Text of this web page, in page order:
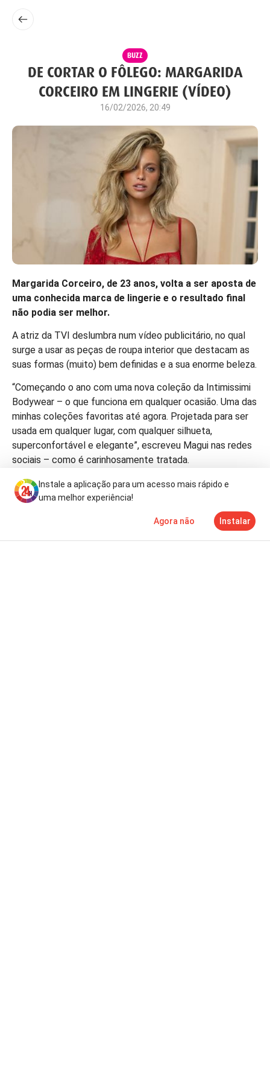
BUZZ
DE CORTAR O FÔLEGO: MARGARIDA
CORCEIRO EM LINGERIE (VÍDEO)
16/02/2026, 20:49
Margarida Corceiro, de 23 anos, volta a ser aposta de
uma conhecida marca de lingerie e o resultado final
não podia ser melhor.
A atriz da TVI deslumbra num vídeo publicitário, no qual
surge a usar as peças de roupa interior que destacam as
suas formas (muito) bem definidas e a sua enorme beleza.
“Começando o ano com uma nova coleção da Intimissimi
Bodywear – o que funciona em qualquer ocasião. Uma das
minhas coleções favoritas até agora. Projetada para ser
usada em qualquer lugar, com qualquer silhueta,
superconfortável e elegante”, escreveu Magui nas redes
sociais – como é carinhosamente tratada.
A publicação já soma mais de 42 mil gostos e também
milhares de comentários. “O mundo não está preparado”,
afirma o apresentador Adriano Silva Martins. Júlia Palha
também não resiste aos encantos da amiga: “Oh meu
deus!!! Que linda”. “Aí está ela”, escreveu Catarina Maia,
Mais
Instale a aplicação para um acesso mais rápido e
uma melhor experiência!
Agora não Instalar